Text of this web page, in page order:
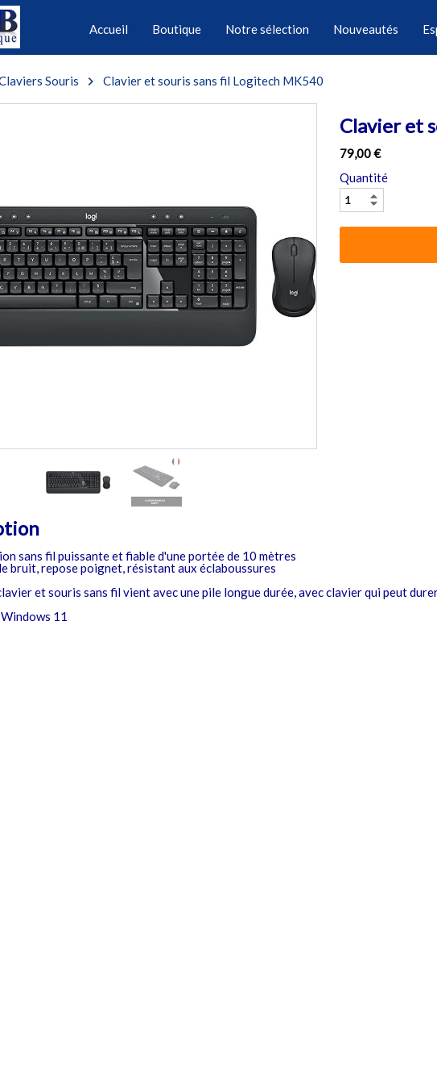
Accueil Boutique Notre sélection Nouveautés
Souris Clavier et souris sans fil Logitech MK540
Clavier et
79,00 €
Quantité
sans fil puissante et fiable d'une portée de 10 mètres
bruit, repose poignet, résistant aux éclaboussures
et souris sans fil vient avec une pile longue durée, avec clavier qui peut
11